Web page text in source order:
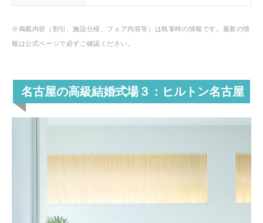
※掲載内容（割引、施設仕様、フェア内容等）は執筆時の情報です。最新の情
報は公式ページで必ずご確認ください。
名古屋の高級結婚式場３：ヒルトン名古屋